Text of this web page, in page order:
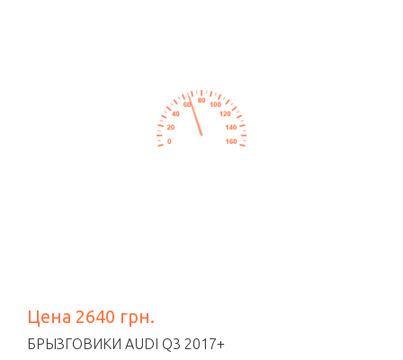
Цена 2640 грн.
БРЫЗГОВИКИ AUDI Q3 2017+